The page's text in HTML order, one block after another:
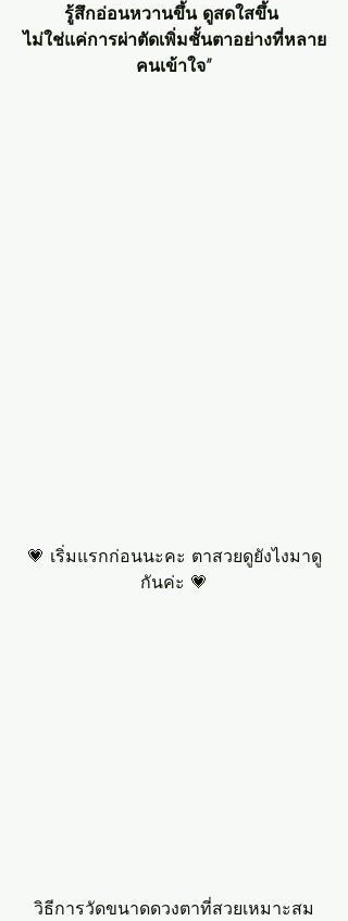
รู้สึกอ่อนหวานขึ้น ดูสดใสขึ้น
ไม่ใช่แค่การผ่าตัดเพิ่มชั้นตาอย่างที่หลาย
คนเข้าใจ”
💗 เริ่มแรกก่อนนะคะ ตาสวยดูยังไงมาดู
กันค่ะ 💗
วิธีการวัดขนาดดวงตาที่สวยเหมาะสม